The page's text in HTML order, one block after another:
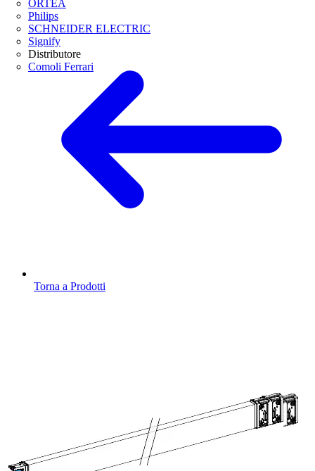
ORTEA
Philips
SCHNEIDER ELECTRIC
Signify
Distributore
Comoli Ferrari
Torna a Prodotti